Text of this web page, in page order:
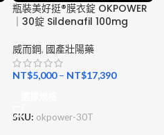
瓶裝美好挺®膜衣錠 OKPOWER
｜30錠 Sildenafil 100mg
威而鋼, 國產壯陽藥
NT$5,000– NT$17,390
SKU: okpower-30T